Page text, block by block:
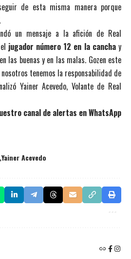
de esta misma manera porque
un mensaje a la afición de Real
jugador número 12 en la canchay
las buenas y en las malas. Gozen este
tenemos la responsabilidad de
Yainer Acevedo, Volante de Real
canal de alertas en WhatsApp
Yainer Acevedo